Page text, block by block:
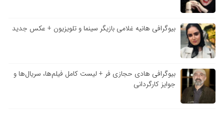
بیوگرافی هانیه غلامی بازیگر سینما و تلویزیون + عکس جدید
بیوگرافی هادی حجازی فر + لیست کامل فیلم‌ها، سریال‌ها و
جوایز کارگردانی